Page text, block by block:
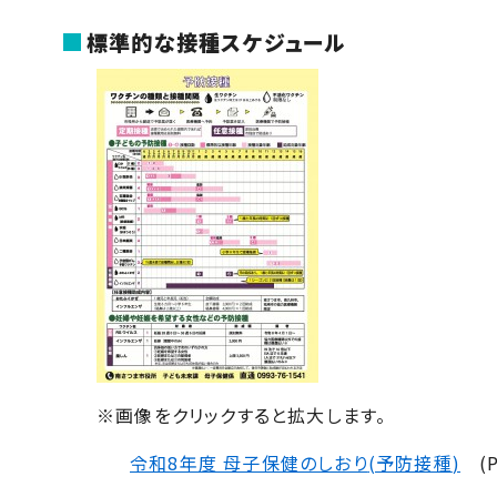
標準的な接種スケジュール
※画像をクリックすると拡大します。
令和8年度 母子保健のしおり(予防接種)